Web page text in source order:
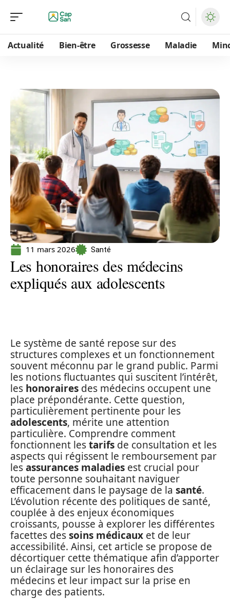
Actualité Bien-être Grossesse Maladie
11 mars 2026 Santé
Les honoraires des médecins
expliqués aux adolescents
Le système de santé repose sur des
structures complexes et un fonctionnement
souvent méconnu par le grand public. Parmi
les notions fluctuantes qui suscitent l’intérêt,
les honoraires des médecins occupent une
place prépondérante. Cette question,
particulièrement pertinente pour les
adolescents, mérite une attention
particulière. Comprendre comment
fonctionnent lestarifs de consultation et les
aspects qui régissent le remboursement par
lesassurances maladies est crucial pour
toute personne souhaitant naviguer
efficacement dans le paysage de la santé.
L’évolution récente des politiques de santé,
couplée à des enjeux économiques
croissants, pousse à explorer les différentes
facettes dessoins médicaux et de leur
accessibilité. Ainsi, cet article se propose de
décortiquer cette thématique afin d’apporter
un éclairage sur les honoraires des
médecins et leur impact sur la prise en
charge des patients.